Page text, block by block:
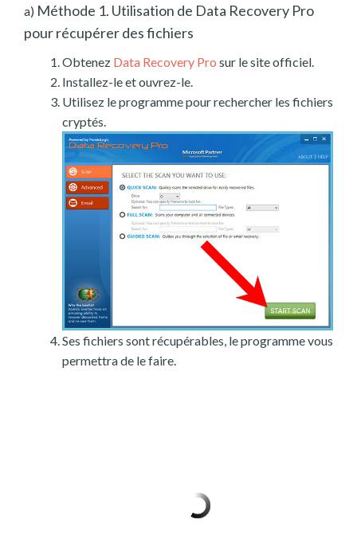
a) Méthode 1. Utilisation de Data Recovery Pro
pour récupérer des fichiers
Obtenez Data Recovery Pro sur le site officiel.
Installez-le et ouvrez-le.
Utilisez le programme pour rechercher les fichiers
cryptés.
Ses fichiers sont récupérables, le programme vous
permettra de le faire.